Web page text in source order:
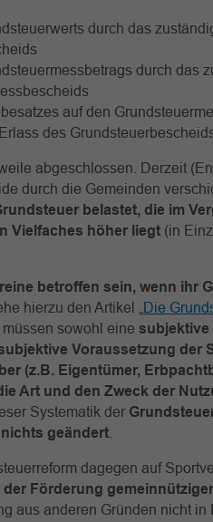
durch das
durch das
auf den
des
abgeschlossen. Derzeit
durch die Gemeinden
belastet, die im
Vielfaches höher liegt (in
betroffen sein, wenn ihr
hierzu den Artikel „ Die
sowohl eine subjektive
Voraussetzung der
(z.B. Eigentümer,
Art und den Zweck der
Systematik der
geändert
dagegen auf
der Förderung
aus anderen Gründen nicht in